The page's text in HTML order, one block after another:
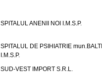
SPITALUL ANENII NOI I.M.S.P.
SPITALUL DE PSIHIATRIE mun.BALTI
I.M.S.P.
SUD-VEST IMPORT S.R.L.